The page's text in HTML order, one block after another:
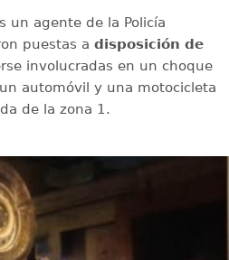
un agente de la Policía
puestas a disposición de
involucradas en un choque
automóvil y una motocicleta
de la zona 1.